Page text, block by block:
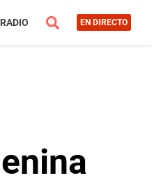
EN DIRECTO